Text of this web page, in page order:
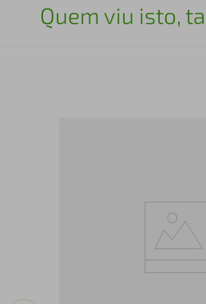
Quem viu isto,